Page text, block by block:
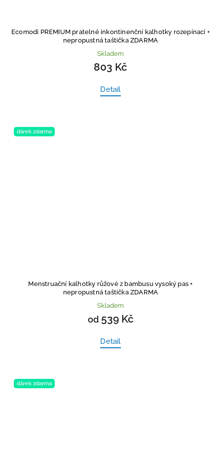
Ecomodi PREMIUM pratelné inkontinenční kalhotky rozepínací +
nepropustná taštička ZDARMA
Skladem
803 Kč
Detail
dárek zdarma
Menstruační kalhotky růžové z bambusu vysoký pas+
nepropustná taštička ZDARMA
Skladem
od539 Kč
Detail
dárek zdarma